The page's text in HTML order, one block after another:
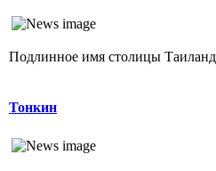
Подлинное имя столицы
Тонкин